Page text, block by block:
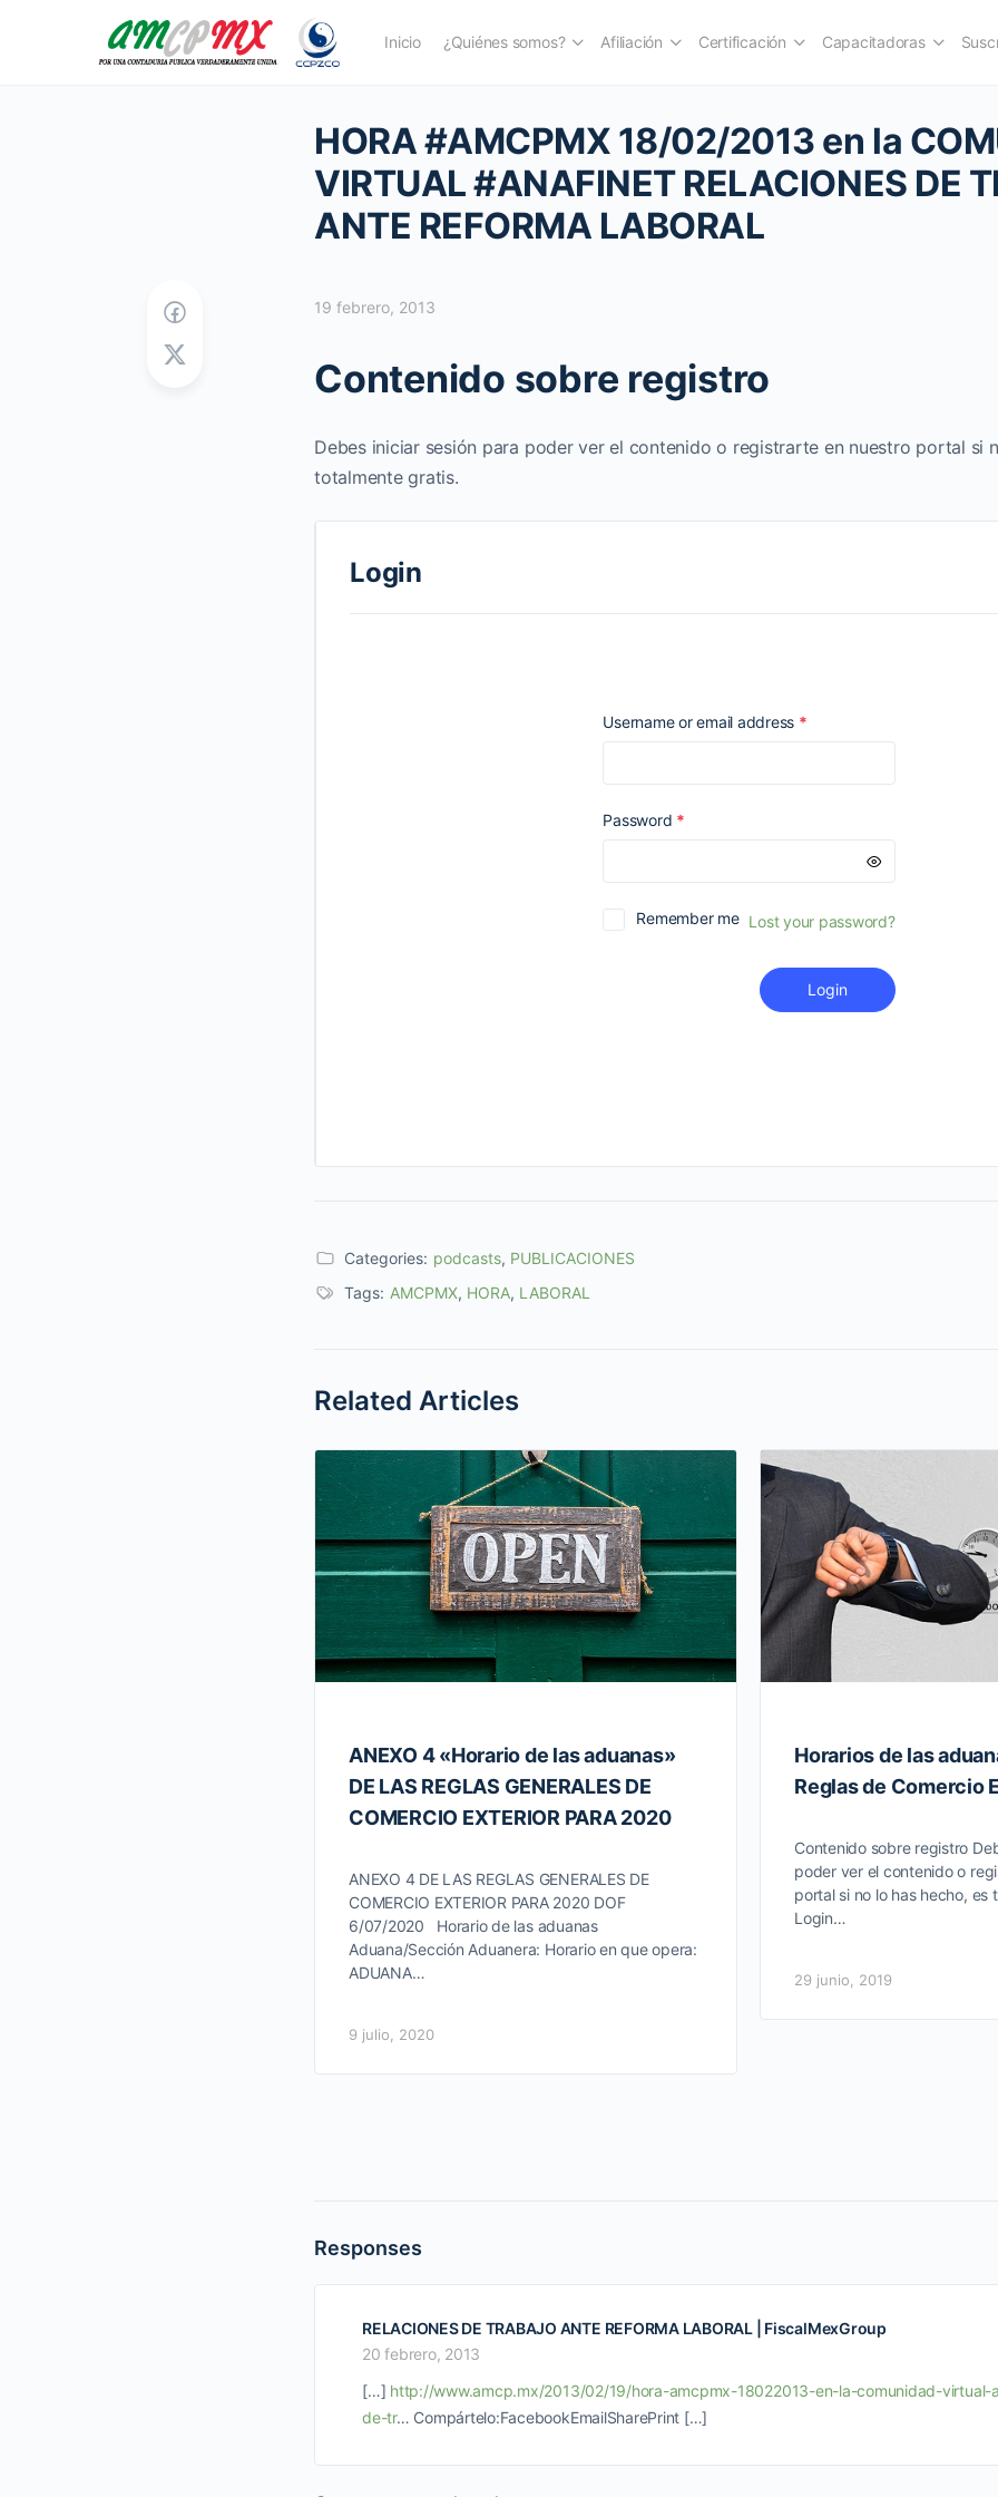
Inicio ¿Quiénes somos? Afiliación Certificación Capacitadoras
HORA #AMCPMX 18/02/2013 en la
VIRTUAL #ANAFINET RELACIONES DE
ANTE REFORMA LABORAL
19 febrero, 2013
Contenido sobre registro
Debes iniciar sesión para poder ver el contenido o registrarte en nuestro portal si
totalmente gratis.
Login
Username or email address *Required
Password *Required
Remember me Lost your password?
Login
Categories: podcasts, PUBLICACIONES
Tags: AMCPMX, HORA, LABORAL
Related Articles
ANEXO 4 «Horario de las aduanas»
DE LAS REGLAS GENERALES DE
COMERCIO EXTERIOR PARA 2020
ANEXO 4 DE LAS REGLAS GENERALES DE
COMERCIO EXTERIOR PARA 2020 DOF
6/07/2020 Horario de las aduanas
Aduana/Sección Aduanera: Horario en que opera:
ADUANA…
9 julio, 2020
Horarios de las
Reglas de Comercio
Contenido sobre registro
poder ver el contenido o
portal si no lo has hecho, es
Login…
29 junio, 2019
Responses
RELACIONES DE TRABAJO ANTE REFORMA LABORAL | FiscalMexGroup
20 febrero, 2013
[…] http://www.amcp.mx/2013/02/19/hora-amcpmx-18022013-en-la-comunidad-virtual-
de-tr… Compártelo:FacebookEmailSharePrint […]